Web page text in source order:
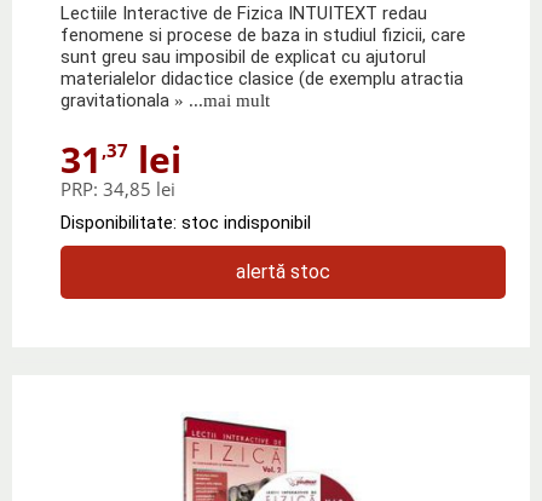
Lectiile Interactive de Fizica INTUITEXT redau
fenomene si procese de baza in studiul fizicii, care
sunt greu sau imposibil de explicat cu ajutorul
materialelor didactice clasice (de exemplu atractia
gravitationala » ...mai mult
31 ,37 lei
PRP: 34,85 lei
Disponibilitate: stoc indisponibil
alertă stoc